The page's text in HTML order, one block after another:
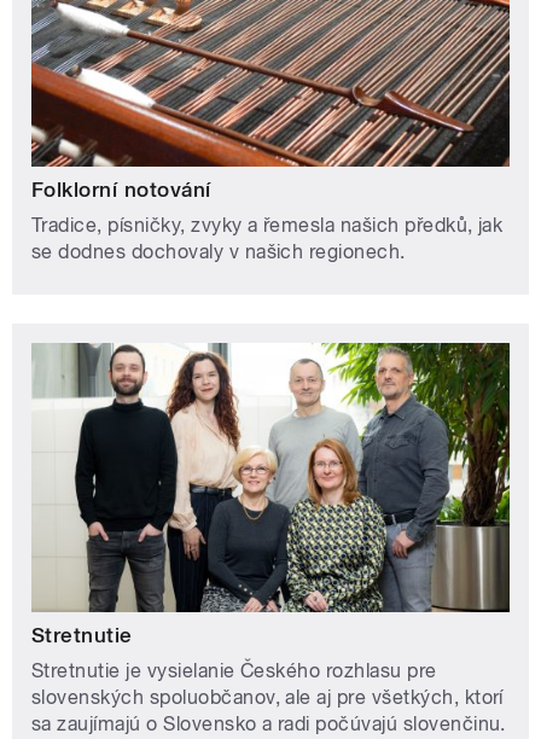
Folklorní notování
Tradice, písničky, zvyky a řemesla našich předků, jak
se dodnes dochovaly v našich regionech.
Stretnutie
Stretnutie je vysielanie Českého rozhlasu pre
slovenských spoluobčanov, ale aj pre všetkých, ktorí
sa zaujímajú o Slovensko a radi počúvajú slovenčinu.